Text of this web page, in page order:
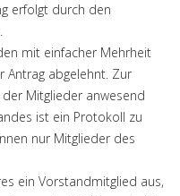
erfolgt durch den
mit einfacher Mehrheit
Antrag abgelehnt. Zur
Mitglieder anwesend
ist ein Protokoll zu
nur Mitglieder des
ein Vorstandmitglied aus,